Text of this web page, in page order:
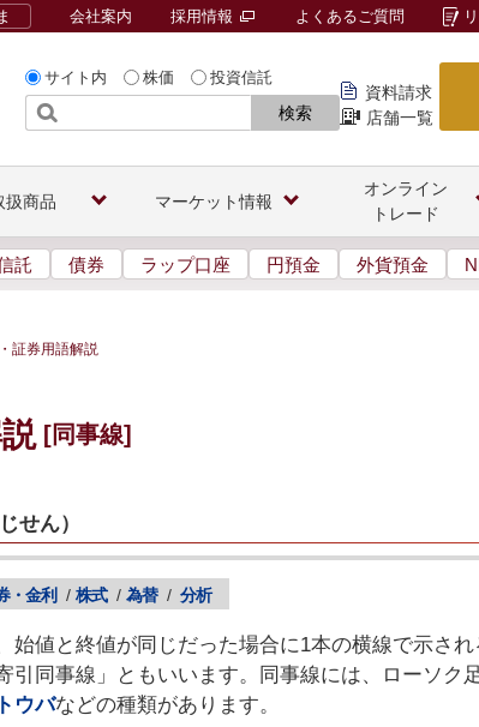
サイト内 株価 投資信託
検索
資料請求
店舗一覧
会社案内 採用情報 よくあるご質問
扱商品 マーケット情報
オンライン
トレード
託 債券 ラップ口座 円預金 外貨預金
証券用語解説
[同事線]
せん）
・金利 / 株式 / 為替 / 分析
始値と終値が同じだった場合に1本の横線で示され
引同事線」ともいいます。同事線には、ローソク
トウバなどの種類があります。